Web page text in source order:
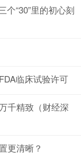
个“30”里的初心刻
临床试验许可
千精致（财经深
更清晰？